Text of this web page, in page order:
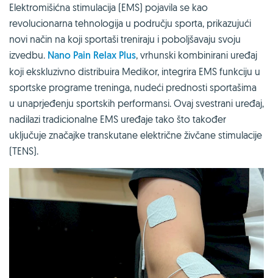
Elektromišićna stimulacija (EMS) pojavila se kao
revolucionarna tehnologija u području sporta, prikazujući
novi način na koji sportaši treniraju i poboljšavaju svoju
izvedbu. Nano Pain Relax Plus, vrhunski kombinirani uređaj
koji ekskluzivno distribuira Medikor, integrira EMS funkciju u
sportske programe treninga, nudeći prednosti sportašima
u unaprjeđenju sportskih performansi. Ovaj svestrani uređaj,
nadilazi tradicionalne EMS uređaje tako što također
uključuje značajke transkutane električne živčane stimulacije
(TENS).